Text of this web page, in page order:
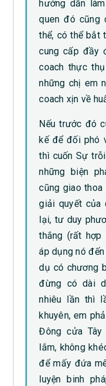
hướng dẫn
quen đó cũng
thể, có thể bắt
cung cấp đầy
coach thực
những chị em
coach xịn về
Nếu trước đó
kế để đối phó
thì cuốn Sự
những biện
cũng giao
giải quyết của
lại, tư duy
thắng (rất hợp
áp dụng nó
dụ có chương
đừng có dài
nhiêu lần thì
khuyên, em
Đông cửa
lắm, không
để mấy đứa
luyện binh